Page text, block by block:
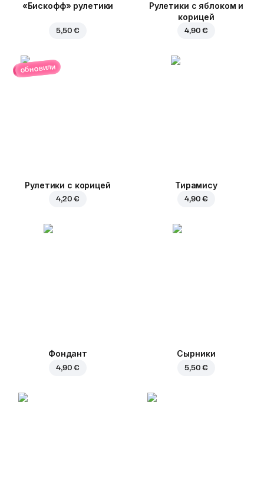
«Бискофф» рулетики
5,50 €
Рулетики с яблоком и
корицей
4,90 €
обновили
Рулетики с корицей
4,20 €
Тирамису
4,90 €
Фондант
4,90 €
Сырники
5,50 €